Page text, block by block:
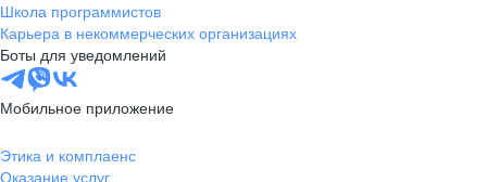
Школа программистов
Карьера в некоммерческих организациях
Боты для уведомлений
Мобильное приложение
Этика и комплаенс
Оказание услуг